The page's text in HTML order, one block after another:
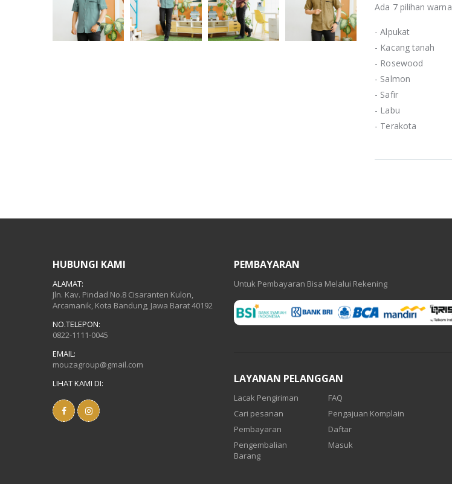
Ada 7 pilihan
- Alpukat
- Kacang tanah
- Rosewood
- Salmon
- Safir
- Labu
- Terakota
HUBUNGI KAMI
ALAMAT:
Jln. Kav. Pindad No.8 Cisaranten Kulon,
Arcamanik, Kota Bandung, Jawa Barat 40192
NO.TELEPON:
0822-1111-0045
EMAIL:
mouzagroup@gmail.com
LIHAT KAMI DI:
PEMBAYARAN
Untuk Pembayaran Bisa Melalui Rekening
LAYANAN PELANGGAN
Lacak Pengiriman
Cari pesanan
Pembayaran
Pengembalian
Barang
FAQ
Pengajuan Komplain
Daftar
Masuk